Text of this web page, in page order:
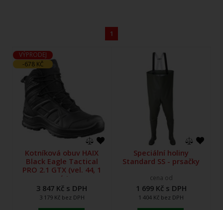
1
VÝPRODEJ
-678 KČ
Kotníková obuv HAIX
Black Eagle Tactical
PRO 2.1 GTX (vel. 44, 1
pár)
3 847 Kč s DPH
3 179 Kč bez DPH
Speciální holiny
Standard SS - prsačky
cena od
1 699 Kč s DPH
1 404 Kč bez DPH